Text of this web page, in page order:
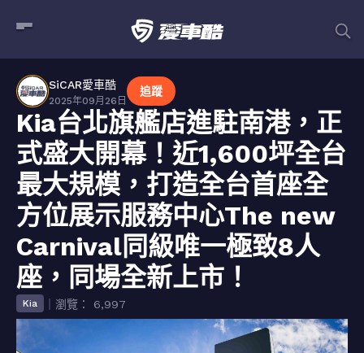
SiCAR愛車酷
2025年09月26日
追蹤
Kia台北旗艦店進駐南港，正
式盛大開幕！近1,600坪全台
最大規模，打造全台首座全
方位展示服務中心The new
Carnival同級唯一極致8人
座，同場全新上市！
Kia ｜瀏覽： 6,997